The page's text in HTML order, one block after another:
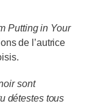
Putting in Your
de l’autrice
sont
détestes tous